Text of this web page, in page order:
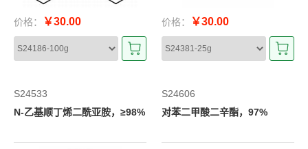
价格： ￥30.00 价格： ￥30.00
S24533
N-乙基顺丁烯二酰亚胺，≥98%
S24606
对苯二甲酸二辛酯，97%